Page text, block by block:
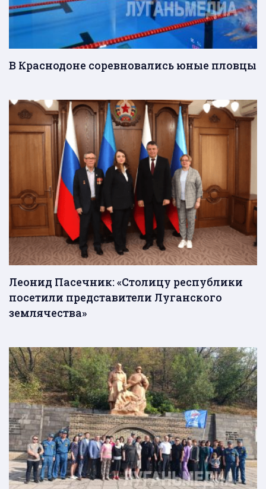
В Краснодоне соревновались юные пловцы
Леонид Пасечник: «Столицу республики
посетили представители Луганского
землячества»